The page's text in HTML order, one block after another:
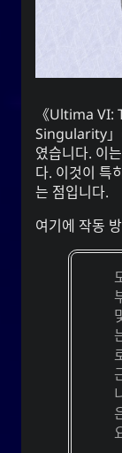
Ultima VI:
Singularity
였습니다. 이
다. 이것이 특
는 점입니다.
여기에 작동
가 일상적이
라
**
는 중국의
의 성입니다.
라는 혈통
아, 한, 조선
소